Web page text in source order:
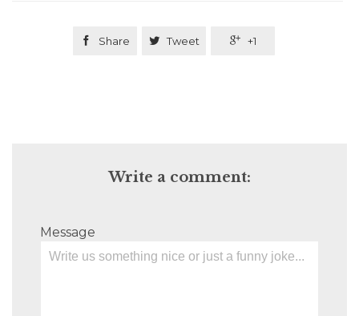
 Share  Tweet  +1
Write a comment:
Message